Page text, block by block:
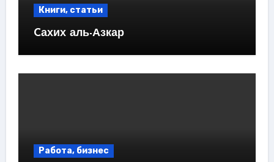
Книги, статьи
Cахих аль-Азкар
Работа, бизнес